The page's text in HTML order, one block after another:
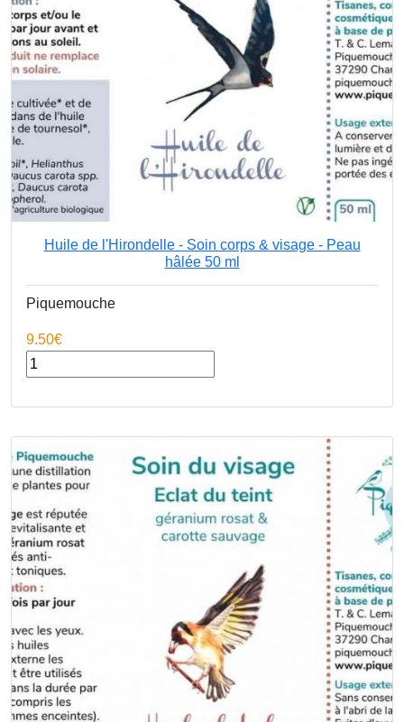
Huile de l'Hirondelle - Soin corps & visage - Peau
hâlée 50 ml
Piquemouche
9.50€